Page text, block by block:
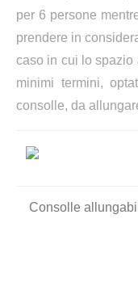
per 6 persone
prendere in
caso in cui lo spazio
minimi termini,
consolle, da
Consolle